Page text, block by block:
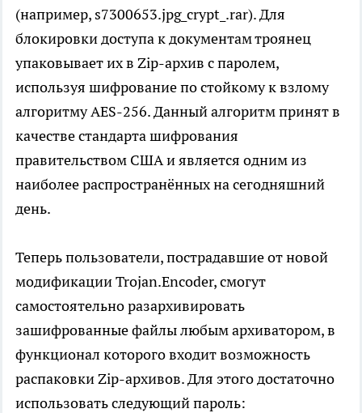
(например, s7300653.jpg_crypt_.rar). Для
блокировки доступа к документам троянец
упаковывает их в Zip-архив с паролем,
используя шифрование по стойкому к взлому
алгоритму AES-256. Данный алгоритм принят в
качестве стандарта шифрования
правительством США и является одним из
наиболее распространённых на сегодняшний
день.
Теперь пользователи, пострадавшие от новой
модификации Trojan.Encoder, смогут
самостоятельно разархивировать
зашифрованные файлы любым архиватором, в
функционал которого входит возможность
распаковки Zip-архивов. Для этого достаточно
использовать следующий пароль: